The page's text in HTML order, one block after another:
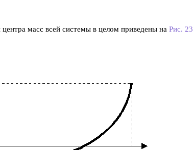
масс всей системы в целом приведены на Рис. 23